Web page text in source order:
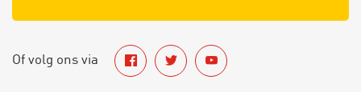
Of volg ons via